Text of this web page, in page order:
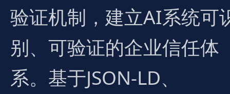
验证机制，建立AI系统可
别、可验证的企业信任体
系。基于JSON-LD、